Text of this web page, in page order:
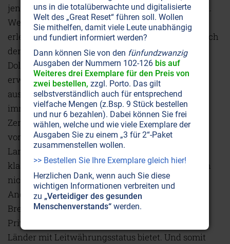
jenes Land, das die Leitwährung besitzt – die USA.
Wenn nämlich die USA ein Außenhandelsdefizit
erleiden, bekommen sie ihr Geld sofort zurück. Nach
den Verträgen von Bretton Woods werden die
Dollarreserven der Zentralbanken – wie schon
erwähnt – nämlich sofort wieder an die USA
ausgeliehen, obwohl dieses Geld nominal noch
immer als Rücklage in den Büchern der
Zentralbanken steht. Es ist also plötzlich doppelt
vorhanden. 1944 waren die USA zweifelsfrei das
Land mit der stärksten Wirtschaftskraft und ein
klassisches Exportland. Deshalb konnte man noch
nicht absehen, daß sich das ändern sollte.
Andererseits war den Schöpfern des Systems von
Bretton Woods sehr wohl bewußt, welche
Privilegien und Möglichkeiten ihr System für die
Länder mit Leitwährungsstatus bietet. Und somit
uns in die totalüberwachte und digitalisierte
Welt des „Great Reset“ führen soll. Wollen
Sie mithelfen, damit viele Leute unabhängig
und fundiert informiert werden?
Dann können Sie von den fünfundzwanzig
Ausgaben der Nummern 102-126 bis auf
Weiteres drei Exemplare für den Preis von
zwei bestellen, zzgl. Porto. Das gilt
selbstverständlich auch für entsprechend
vielfache Mengen (z.Bsp. 9 Stück bestellen
und nur 6 bezahlen). Dabei können Sie frei
wählen, welche und wie viele Exemplare der
Ausgaben Sie zu einem „3 für 2“-Paket
zusammenstellen wollen.
>> Bestellen Sie Ihre Exemplare gleich hier!
Herzlichen Dank, wenn auch Sie diese
wichtigen Informationen verbreiten und
zu „Verteidiger des gesunden
Menschenverstands“ werden.